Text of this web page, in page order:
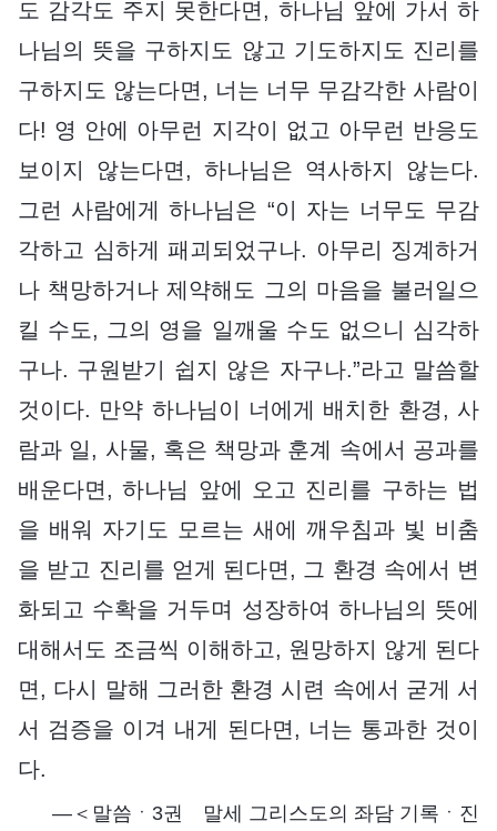
도 감각도 주지 못한다면, 하나님 앞에 가서 하
나님의 뜻을 구하지도 않고 기도하지도 진리를
구하지도 않는다면, 너는 너무 무감각한 사람이
다! 영 안에 아무런 지각이 없고 아무런 반응도
보이지 않는다면, 하나님은 역사하지 않는다.
그런 사람에게 하나님은 “이 자는 너무도 무감
각하고 심하게 패괴되었구나. 아무리 징계하거
나 책망하거나 제약해도 그의 마음을 불러일으
킬 수도, 그의 영을 일깨울 수도 없으니 심각하
구나. 구원받기 쉽지 않은 자구나.”라고 말씀할
것이다. 만약 하나님이 너에게 배치한 환경, 사
람과 일, 사물, 혹은 책망과 훈계 속에서 공과를
배운다면, 하나님 앞에 오고 진리를 구하는 법
을 배워 자기도 모르는 새에 깨우침과 빛 비춤
을 받고 진리를 얻게 된다면, 그 환경 속에서 변
화되고 수확을 거두며 성장하여 하나님의 뜻에
대해서도 조금씩 이해하고, 원망하지 않게 된다
면, 다시 말해 그러한 환경 시련 속에서 굳게 서
서 검증을 이겨 내게 된다면, 너는 통과한 것이
다.
―＜말씀ㆍ3권 말세 그리스도의 좌담 기록ㆍ진